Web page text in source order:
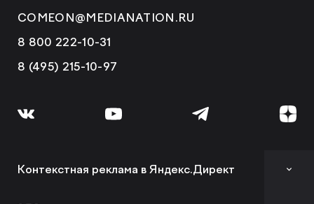
COMEON@MEDIANATION.RU
8 800 222-10-31
8 (495) 215-10-97
Контекстная реклама в Яндекс.Директ